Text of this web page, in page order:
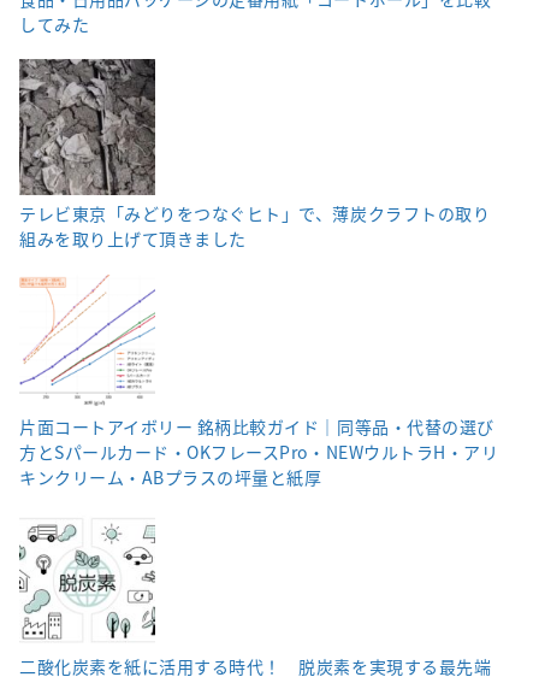
してみた
テレビ東京「みどりをつなぐヒト」で、薄炭クラフトの取り
組みを取り上げて頂きました
片面コートアイボリー 銘柄比較ガイド｜同等品・代替の選び
方とSパールカード・OKフレースPro・NEWウルトラH・アリ
キンクリーム・ABプラスの坪量と紙厚
二酸化炭素を紙に活用する時代！ 脱炭素を実現する最先端